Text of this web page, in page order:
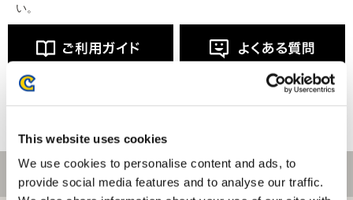
This website uses cookies
We use cookies to personalise content and ads, to
provide social media features and to analyse our traffic.
い。
ご利用情報